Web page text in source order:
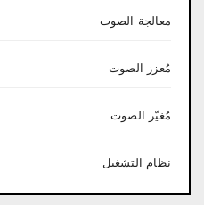
معالجة الصوت
مُعزز الصوت
مُغيّر الصوت
نظام التشغيل